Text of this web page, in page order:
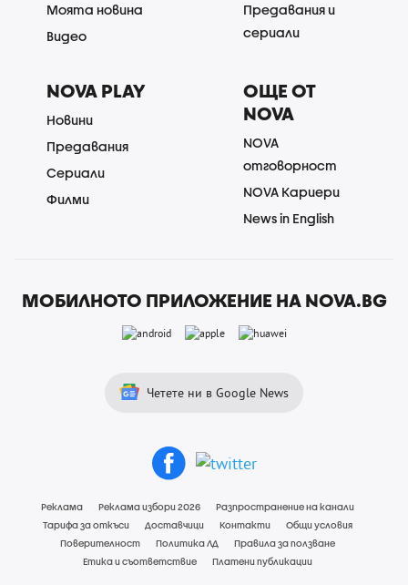
Моята новина
Видео
Предавания и
сериали
NOVA PLAY
Новини
Предавания
Сериали
Филми
ОЩЕ ОТ
NOVA
NOVA
отговорност
NOVA Кариери
News in English
МОБИЛНОТО ПРИЛОЖЕНИЕ НА NOVA.BG
Четете ни в Google News
Реклама Реклама избори 2026
Разпространение на канали
Тарифа за откъси
Доставчици Контакти
Общи условия
Поверителност
Политика ЛД
Правила за ползване
Етика и съответствие
Платени публикации